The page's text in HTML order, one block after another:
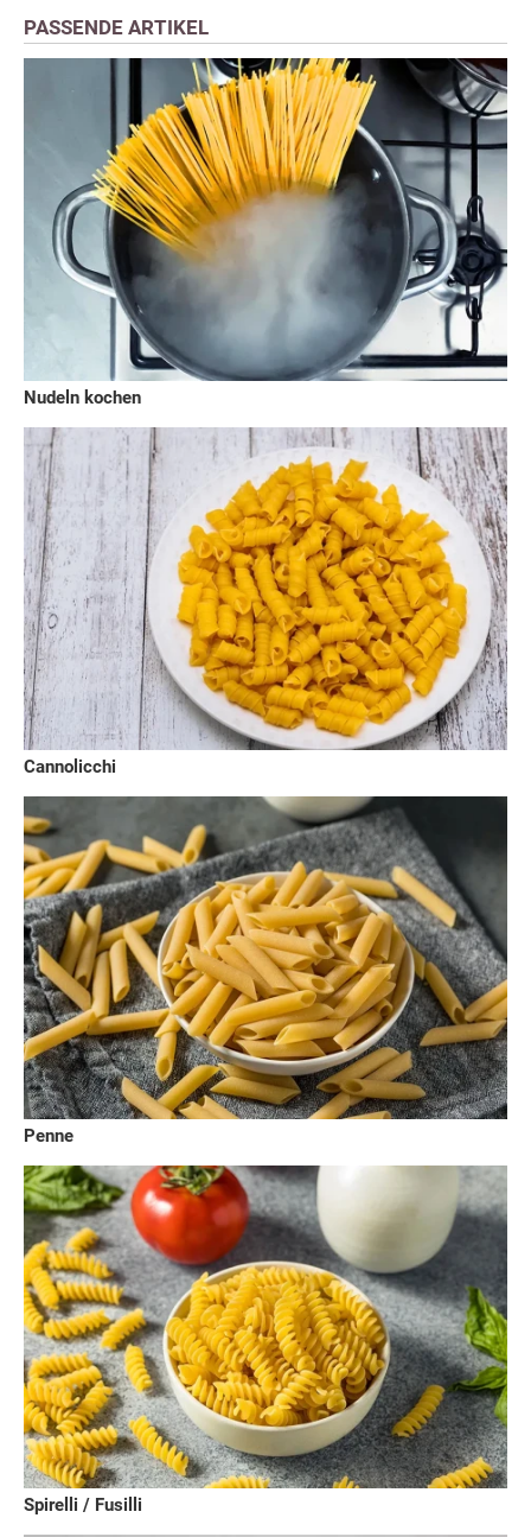
PASSENDE ARTIKEL
Nudeln kochen
Cannolicchi
Penne
Spirelli / Fusilli